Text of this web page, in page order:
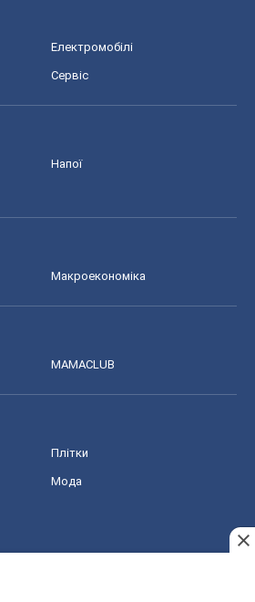
Електромобілі
Сервіс
Напої
Макроекономіка
MAMACLUB
Плітки
Мода